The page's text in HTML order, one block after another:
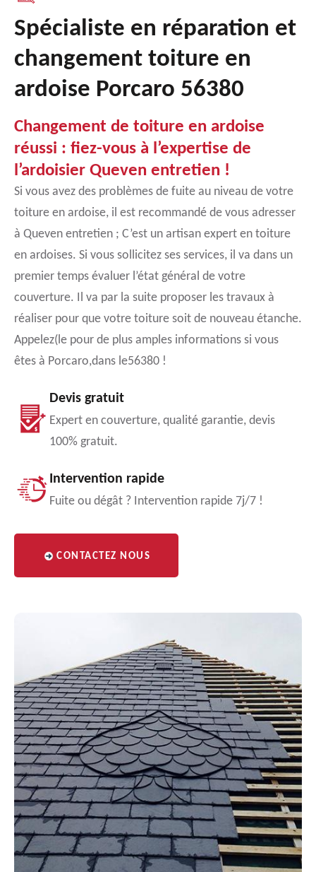
Spécialiste en réparation et
changement toiture en
ardoise Porcaro 56380
Changement de toiture en ardoise
réussi : fiez-vous à l’expertise de
l’ardoisier Queven entretien !
Si vous avez des problèmes de fuite au niveau de votre
toiture en ardoise, il est recommandé de vous adresser
à Queven entretien ; C’est un artisan expert en toiture
en ardoises. Si vous sollicitez ses services, il va dans un
premier temps évaluer l’état général de votre
couverture. Il va par la suite proposer les travaux à
réaliser pour que votre toiture soit de nouveau étanche.
Appelez(le pour de plus amples informations si vous
êtes à Porcaro,dans le56380 !
Devis gratuit
Expert en couverture, qualité garantie, devis
100% gratuit.
Intervention rapide
Fuite ou dégât ? Intervention rapide 7j/7 !
CONTACTEZ NOUS